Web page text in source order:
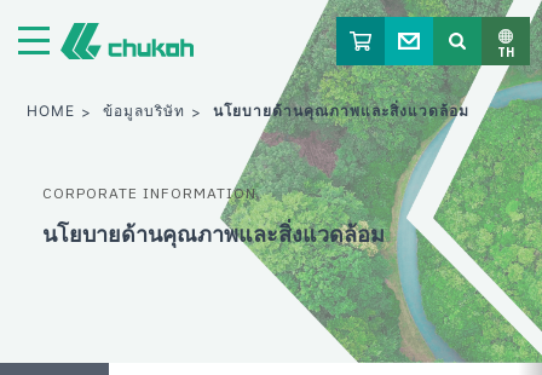
จูโค เคมิคัล อินดัสตรีส์ ลิมิเต็ด
TH
HOME ข้อมูลบริษัท นโยบายด้านคุณภาพและสิ่งแวดล้อม
CORPORATE INFORMATION
นโยบายด้านคุณภาพและสิ่งแวดล้อม